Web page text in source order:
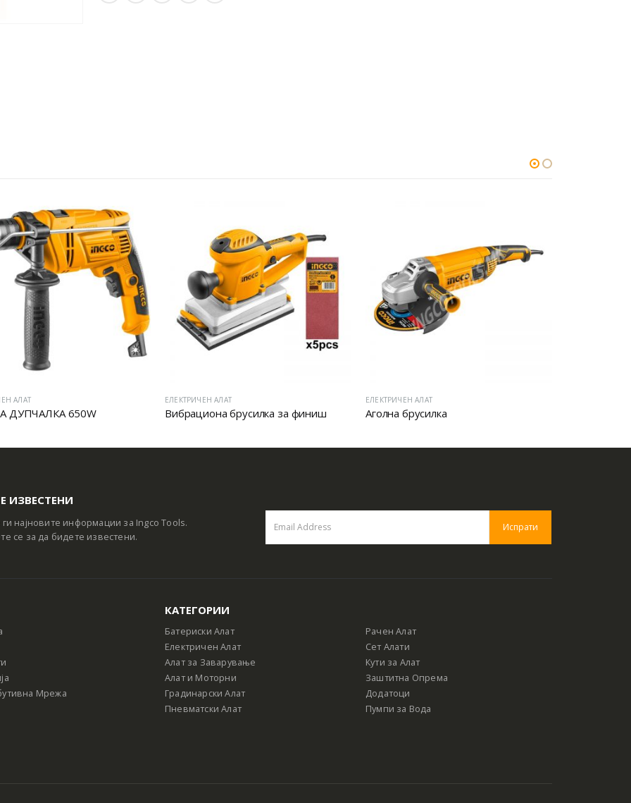
АЛАТ
ДУПЧАЛКА 650W
ЕЛЕКТРИЧЕН АЛАТ
Вибрациона брусилка за финиш
ЕЛЕКТРИЧЕН АЛАТ
Аголна брусилка
ИЗВЕСТЕНИ
ги најновите информации за Ingco Tools.
се за да бидете известени.
Мрежа
КАТЕГОРИИ
Батериски Алат
Електричен Алат
Алат за Заварување
Алат и Моторни
Градинарски Алат
Пневматски Алат
Рачен Алат
Сет Алати
Кути за Алат
Заштитна Опрема
Додатоци
Пумпи за Вода